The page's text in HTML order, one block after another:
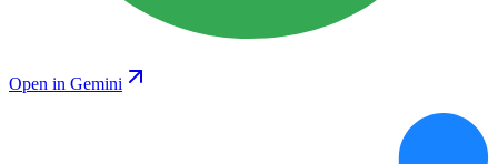
Open in Gemini